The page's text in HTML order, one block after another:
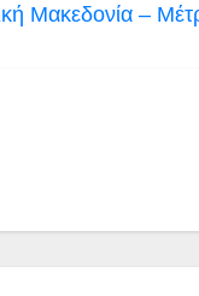
Μακεδονία –